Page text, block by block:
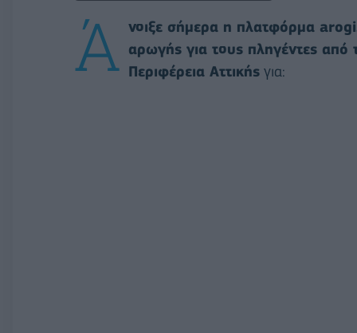
Ά νοιξε σήμερα η πλατφόρμα
αρωγής για τους πληγέντες από
Περιφέρεια Αττικής για: